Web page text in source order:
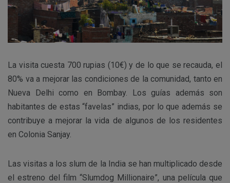
La visita cuesta 700 rupias (10€) y de lo que se recauda, el
80% va a mejorar las condiciones de la comunidad, tanto en
Nueva Delhi como en Bombay. Los guías además son
habitantes de estas “favelas” indias, por lo que además se
contribuye a mejorar la vida de algunos de los residentes
en Colonia Sanjay.
Las visitas a los slum de la India se han multiplicado desde
el estreno del film “Slumdog Millionaire”, una película que